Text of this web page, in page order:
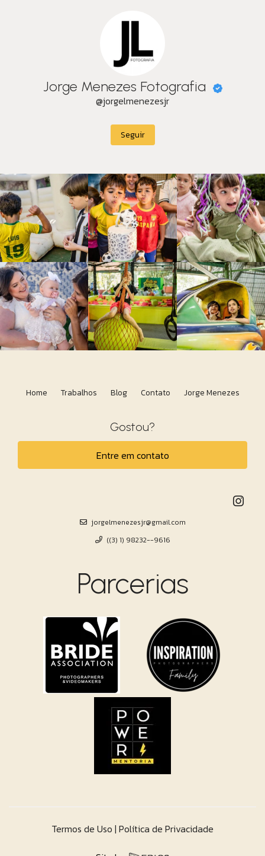
Jorge Menezes Fotografia
@jorgelmenezesjr
Seguir
Home Trabalhos Blog Contato Jorge Menezes
Gostou?
Entre em contato
jorgelmenezesjr@gmail.com
((3) 1) 98232--9616
Parcerias
Termos de Uso Política de Privacidade